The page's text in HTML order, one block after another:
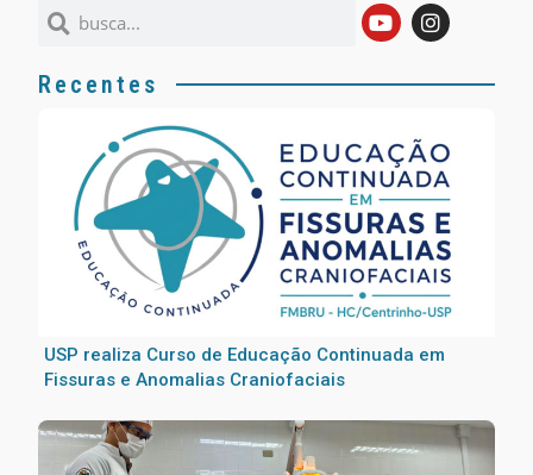
Recentes
USP realiza Curso de Educação Continuada em
Fissuras e Anomalias Craniofaciais